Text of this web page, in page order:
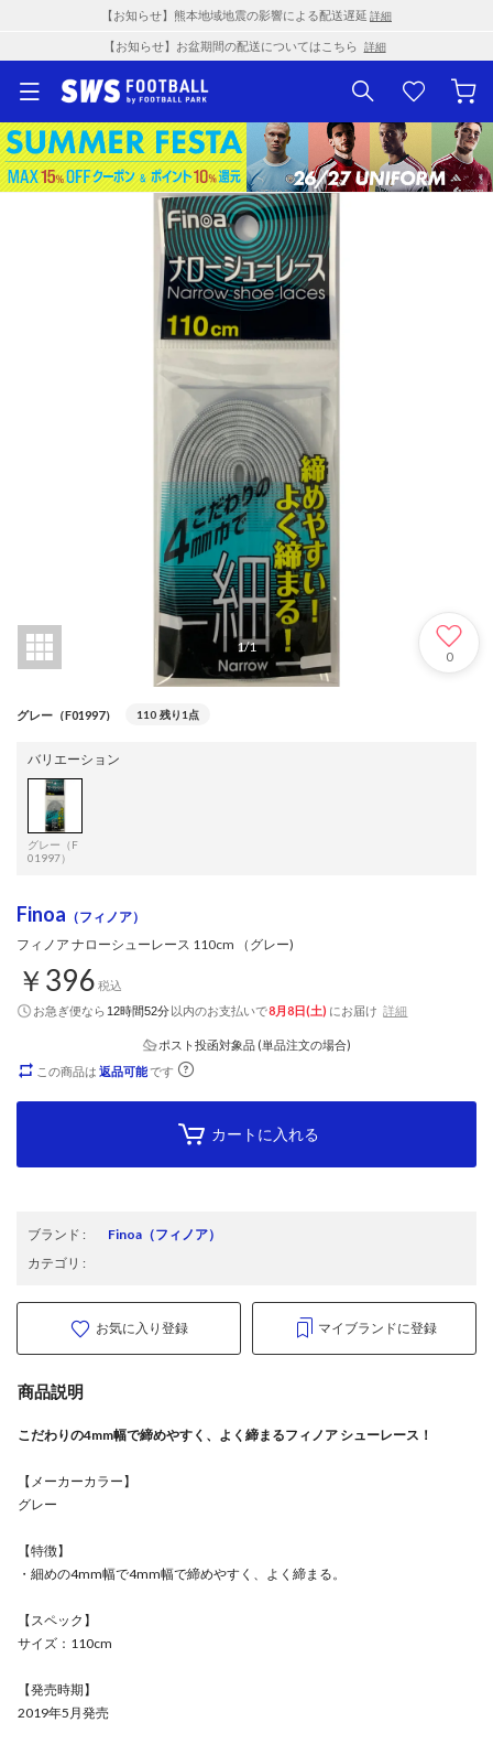
【お知らせ】熊本地域地震の影響による配送遅延 詳細
【お知らせ】お盆期間の配送についてはこちら 詳細
1/1
0
グレー（F01997） 110 残り1点
バリエーション
グレー（F
01997）
Finoa （フィノア）
フィノア ナローシューレース 110cm （グレー)
￥396 税込
お急ぎ便なら 12時間52分以内のお支払いで8月8日(土) にお届け 詳細
ポスト投函対象品 (単品注文の場合)
この商品は 返品可能です
カートに入れる
ブランド : Finoa （フィノア）
カテゴリ :
お気に入り登録 マイブランドに登録
商品説明
こだわりの4mm幅で締めやすく、よく締まるフィノア シューレース！
【メーカーカラー】
グレー
【特徴】
・細めの4mm幅で4mm幅で締めやすく、よく締まる。
【スペック】
サイズ：110cm
【発売時期】
2019年5月発売